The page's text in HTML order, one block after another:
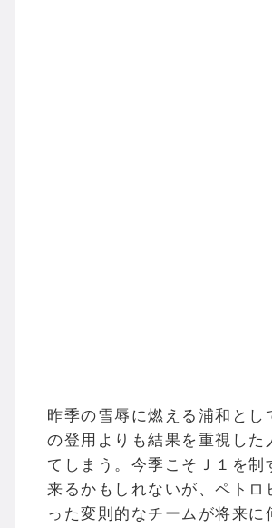
昨季の雪辱に燃える浦和とし
の登用よりも結果を重視した
てしまう。今季こそＪ１を制
来るかもしれないが、ペトロ
った変則的なチームが将来に